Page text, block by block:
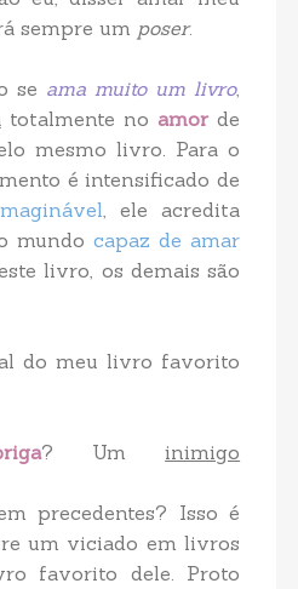
sempre um poser.
se ama muito um livro,
totalmente noamorde
mesmo livro. Para o
é intensificado de
, ele acredita
mundocapaz de amar
livro, os demais são
do meu livro favorito
? Uminimigo
precedentes? Isso é
um viciado em livros
favorito dele. Proto